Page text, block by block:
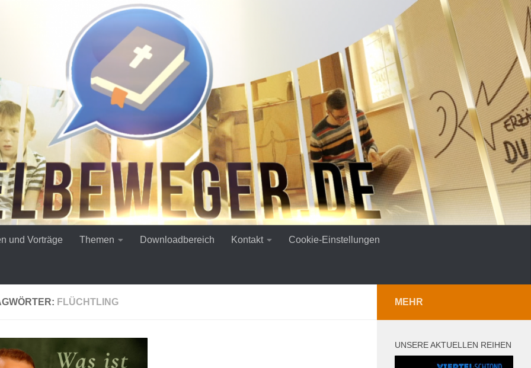
und Vorträge Themen Downloadbereich Kontakt Cookie-Einstellungen
FLÜCHTLING MEHR
UNSERE AKTUELLEN REIHEN